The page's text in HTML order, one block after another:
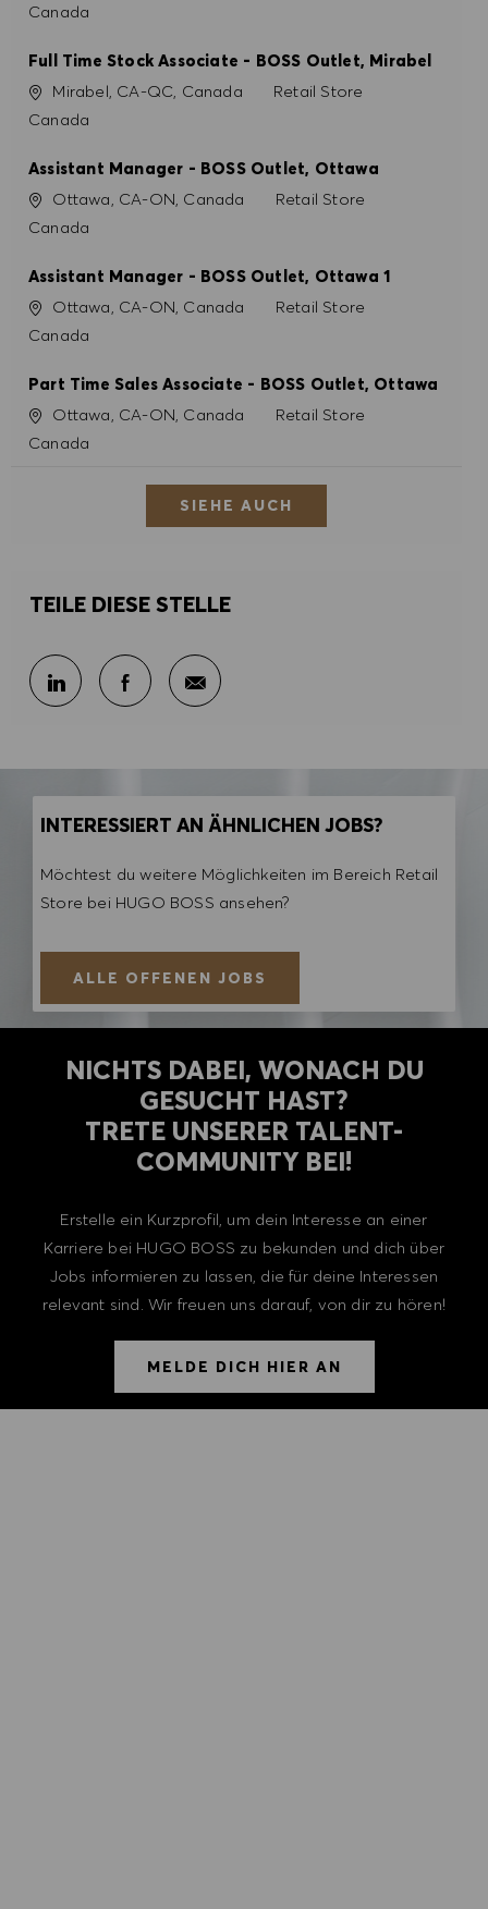
Canada
Full Time Stock Associate - BOSS Outlet, Mirabel
Ort Mirabel, CA-QC, Canada Kategorie
Retail Store
Canada
Assistant Manager - BOSS Outlet, Ottawa
Ort Ottawa, CA-ON, Canada Kategorie
Retail Store
Canada
Assistant Manager - BOSS Outlet, Ottawa 1
Ort Ottawa, CA-ON, Canada Kategorie
Retail Store
Canada
Part Time Sales Associate - BOSS Outlet, Ottawa
Ort Ottawa, CA-ON, Canada Kategorie
Retail Store
Canada
SIEHE AUCH
TEILE DIESE STELLE
Über LinkedIn teilen
Über Facebook teilen
Per E-Mail teilen
INTERESSIERT AN ÄHNLICHEN JOBS?
Möchtest du weitere Möglichkeiten im Bereich Retail
Store bei HUGO BOSS ansehen?
ALLE OFFENEN JOBS
NICHTS DABEI, WONACH DU
GESUCHT HAST?
TRETE UNSERER TALENT-
COMMUNITY BEI!
Erstelle ein Kurzprofil, um dein Interesse an einer
Karriere bei HUGO BOSS zu bekunden und dich über
Jobs informieren zu lassen, die für deine Interessen
relevant sind. Wir freuen uns darauf, von dir zu hören!
MELDE DICH HIER AN